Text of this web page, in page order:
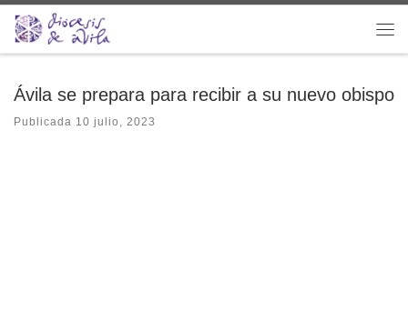
Saltar al contenido
Ávila se prepara para recibir a su nuevo obispo
Publicada 10 julio, 2023